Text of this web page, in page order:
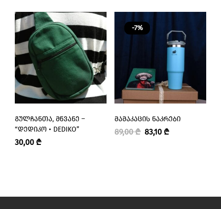
ᲒᲣᲚᲩᲐᲜᲗᲐ, ᲛᲬᲕᲐᲜᲔ –
“ᲓᲔᲓᲘᲙᲝ • DEDIKO”
30,00 ₾
-7%
ᲛᲐᲛᲐᲙᲐᲪᲘᲡ ᲜᲐᲙᲠᲔᲑᲘ
89,00₾ 83,10 ₾